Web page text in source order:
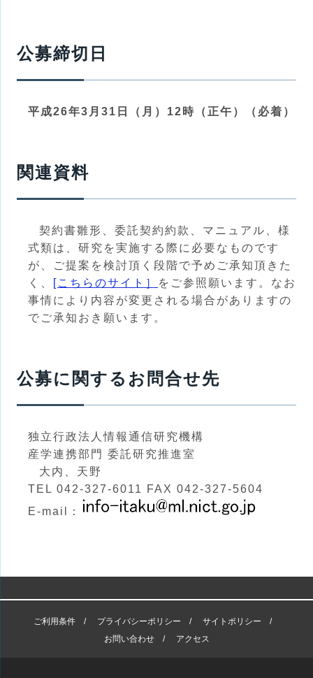
公募締切日
平成26年3月31日（月）12時（正午）（必着）
関連資料
契約書雛形、委託契約約款、マニュアル、様
式類は、研究を実施する際に必要なものです
が、ご提案を検討頂く段階で予めご承知頂きた
く、
[こちらのサイト］
をご参照願います。なお
事情により内容が変更される場合がありますの
でご承知おき願います。
公募に関するお問合せ先
独立行政法人情報通信研究機構
産学連携部門 委託研究推進室
大内、天野
TEL 042-327-6011 FAX 042-327-5604
E-mail：
ご利用条件 プライバシーポリシー
サイトポリシー
お問い合わせ
アクセス